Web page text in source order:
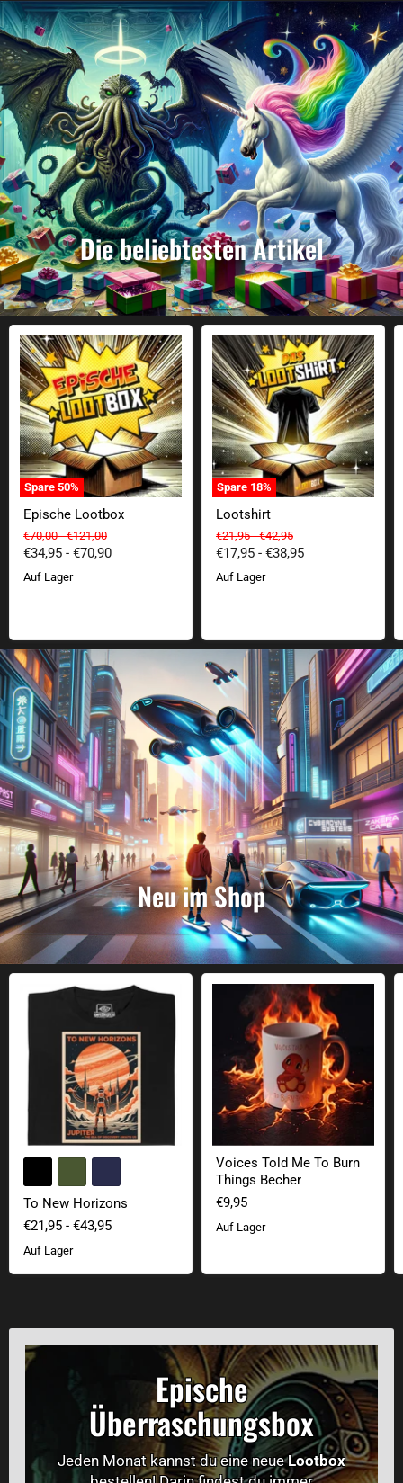
Die beliebtesten Artikel
Spare 50%
Epische Lootbox
Epische Lootbox
Ursprünglicher Preis
€70,00-Ursprünglicher Preis
€121,00
€34,95 - €70,90
Auf Lager
Spare 18%
Lootshirt
Lootshirt
Ursprünglicher Preis
€21,95-Ursprünglicher Preis
€42,95
€17,95 - €38,95
Auf Lager
Neu im Shop
To New Horizons
Farbfelder umschalten
To New Horizons
€21,95 - €43,95
Auf Lager
Voices Told Me To Burn Things
Voices Told Me To Burn
Things Becher
€9,95
Auf Lager
Epische
Überraschungsbox
Jeden Monat kannst du eine neueLootbox